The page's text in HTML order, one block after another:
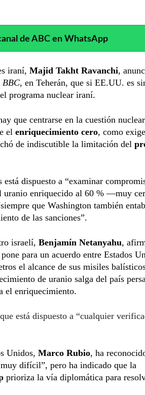
de ABC en WhatsApp
iraní, Majid Takht Ravanchi,
BBC, en Teherán, que si EE.UU. es
programa nuclear iraní.
que centrarse en la cuestión
el enriquecimiento cero, como
de indiscutible la limitación del
dispuesto a “examinar
uranio enriquecido al 60 % —muy
que Washington también
de las sanciones”.
israelí, Benjamín Netanyahu,
para un acuerdo entre Estados
el alcance de sus misiles
de uranio salga del país
el enriquecimiento.
está dispuesto a “cualquier
Unidos, Marco Rubio, ha
difícil”, pero ha indicado que la
prioriza la vía diplomática para